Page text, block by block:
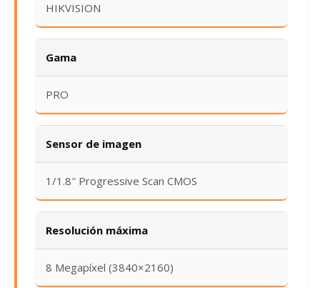
HIKVISION
Gama
PRO
Sensor de imagen
1/1.8″ Progressive Scan CMOS
Resolución máxima
8 Megapíxel (3840×2160)